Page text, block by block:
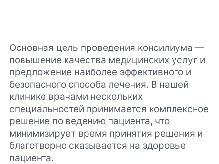
Основная цель проведения консилиума —
повышение качества медицинских услуг и
предложение наиболее эффективного и
безопасного способа лечения. В нашей
клинике врачами нескольких
специальностей принимается комплексное
решение по ведению пациента, что
минимизирует время принятия решения и
благотворно сказывается на здоровье
пациента.